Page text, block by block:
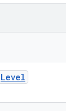
Level